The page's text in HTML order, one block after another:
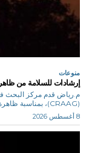
منوعات
إرشادات للسلامة من
م.رياض قدم مركز
(CRAAG)، بمناسبة ظاهرة كسوف...
8 أغسطس 2026